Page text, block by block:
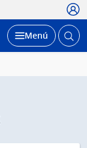
Desplegar
Menú Abrir